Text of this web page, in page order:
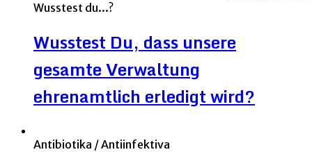
Wusstest du...?
Wusstest Du, dass unsere
gesamte Verwaltung
ehrenamtlich erledigt wird?
Antibiotika / Antiinfektiva